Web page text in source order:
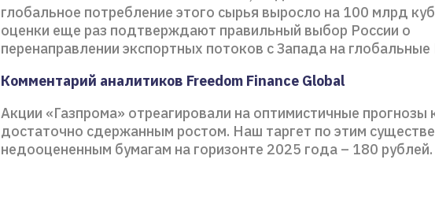
глобальное потребление этого сырья выросло на 100 млрд
оценки еще раз подтверждают правильный выбор России о
перенаправлении экспортных потоков с Запада на
Комментарий аналитиков Freedom Finance Global
Акции «Газпрома» отреагировали на оптимистичные прогнозы
достаточно сдержанным ростом. Наш таргет по этим
недооцененным бумагам на горизонте 2025 года – 180 рублей.